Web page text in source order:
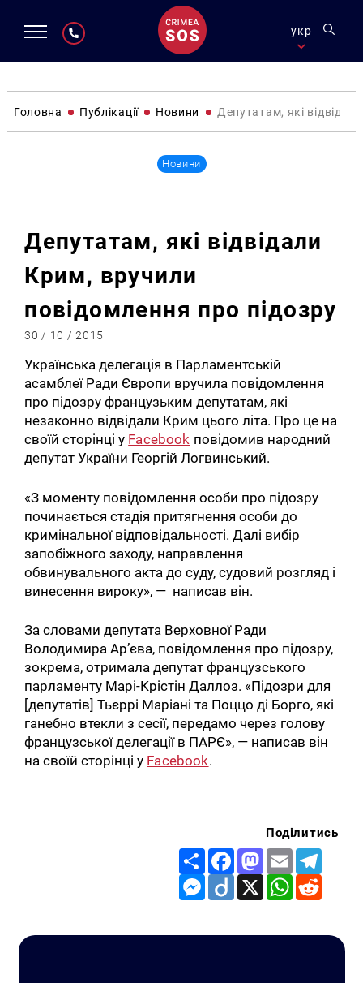
укр
Головна Публікації Новини Депутатам, які
Новини
Депутатам, які відвідали
Крим, вручили
повідомлення про підозру
30 / 10 / 2015
Українська делегація в Парламентській
асамблеї Ради Європи вручила повідомлення
про підозру французьким депутатам, які
незаконно відвідали Крим цього літа. Про це на
своїй сторінці у Facebook повідомив народний
депутат України Георгій Логвинський.
«З моменту повідомлення особи про підозру
починається стадія притягнення особи до
кримінальної відповідальності. Далі вибір
запобіжного заходу, направлення
обвинувального акта до суду, судовий розгляд і
винесення вироку», — написав він.
За словами депутата Верховної Ради
Володимира Ар’єва, повідомлення про підозру,
зокрема, отримала депутат французського
парламенту Марі-Крістін Даллоз. «Підозри для
[депутатів] Тьєррі Маріані та Поццо ді Борго, які
ганебно втекли з сесії, передамо через голову
французської делегації в ПАРЄ», — написав він
на своїй сторінці у Facebook.
Поділитись
Share FacebookMastodon
Email
Messenger
Diigo X WhatsApp